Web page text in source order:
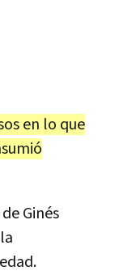
en lo que
Ginés